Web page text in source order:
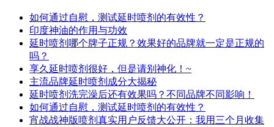
如何通过自慰，测试延时喷剂的有效性？
印度神油的作用与功效
延时喷剂哪个牌子正规？效果好的品牌就一定是正规的
吗？
享久延时喷剂很好，但是请别神化！~
主流品牌延时喷剂成分大揭秘
延时喷剂洗完澡后还有效果吗？不同品牌不同影响！
如何通过自慰，测试延时喷剂的有效性？
宵战战神版喷剂真实用户反馈大公开：我用三个月收集